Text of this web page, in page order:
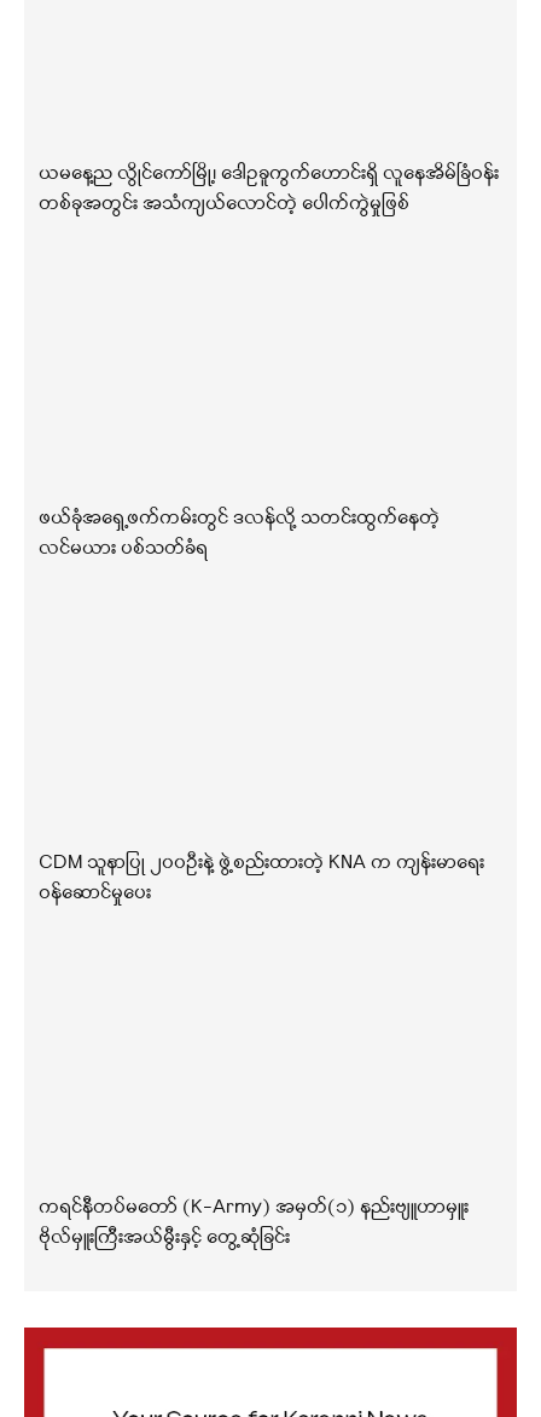
ယမနေ့ည လွိုင်ကော်မြို့၊ ဒေါဥခူကွက်ဟောင်းရှိ လူနေအိမ်ခြံဝန်း
တစ်ခုအတွင်း အသံကျယ်လောင်တဲ့ ပေါက်ကွဲမှုဖြစ်
ဖယ်ခုံအရှေ့ဖက်ကမ်းတွင် ဒလန်လို့ သတင်းထွက်နေတဲ့
လင်မယား ပစ်သတ်ခံရ
CDM သူနာပြု ၂၀၀ဦးနဲ့ ဖွဲ့စည်းထားတဲ့ KNA က ကျန်းမာရေး
ဝန်ဆောင်မှုပေး
ကရင်နီတပ်မတော် (K-Army) အမှတ်(၁) နည်းဗျူဟာမှူး
ဗိုလ်မှူးကြီးအယ်မွီးနှင့် တွေ့ဆုံခြင်း